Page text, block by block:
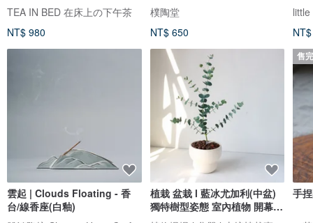
TEA IN BED 在床上の下午茶
NT$ 980
雲起 | Clouds Floating - 香
台/線香座(白釉)
樸陶堂
NT$ 650
植栽 盆栽 l 藍冰尤加利(中盆)
獨特樹型姿態 室內植物 開幕盆
栽
售
手